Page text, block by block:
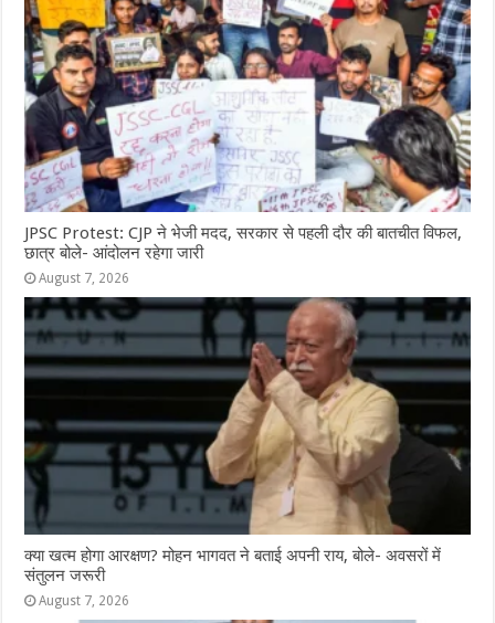
JPSC Protest: CJP ने भेजी मदद, सरकार से पहली दौर की बातचीत विफल,
छात्र बोले- आंदोलन रहेगा जारी
August 7, 2026
क्या खत्म होगा आरक्षण? मोहन भागवत ने बताई अपनी राय, बोले- अवसरों में
संतुलन जरूरी
August 7, 2026